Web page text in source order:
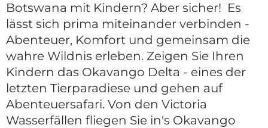
Botswana mit Kindern? Aber sicher! Es
lässt sich prima miteinander verbinden -
Abenteuer, Komfort und gemeinsam die
wahre Wildnis erleben. Zeigen Sie Ihren
Kindern das Okavango Delta - eines der
letzten Tierparadiese und gehen auf
Abenteuersafari. Von den Victoria
Wasserfällen fliegen Sie in's Okavango